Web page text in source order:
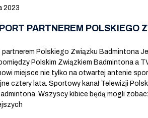
2023
PARTNEREM POLSKIEGO
partnerem Polskiego Związku Badmintona
Polskim Związkiem Badmintona a
miejsce nie tylko na otwartej antenie
cztery lata. Sportowy kanał Telewizji
Wszyscy kibice będą mogli